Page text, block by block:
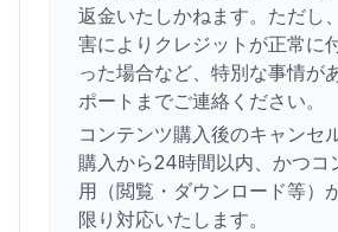
返金いたしかねます。ただし
害によりクレジットが正常に
った場合など、特別な事情が
ポートまでご連絡ください。
コンテンツ購入後のキャンセ
購入から24時間以内、かつコ
用（閲覧・ダウンロード等）
限り対応いたします。